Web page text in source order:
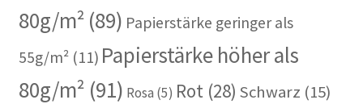
80g/m²(89) Papierstärke geringer als
55g/m²(11) Papierstärke höher als
80g/m² (91) Rosa (5) Rot (28) Schwarz (15)